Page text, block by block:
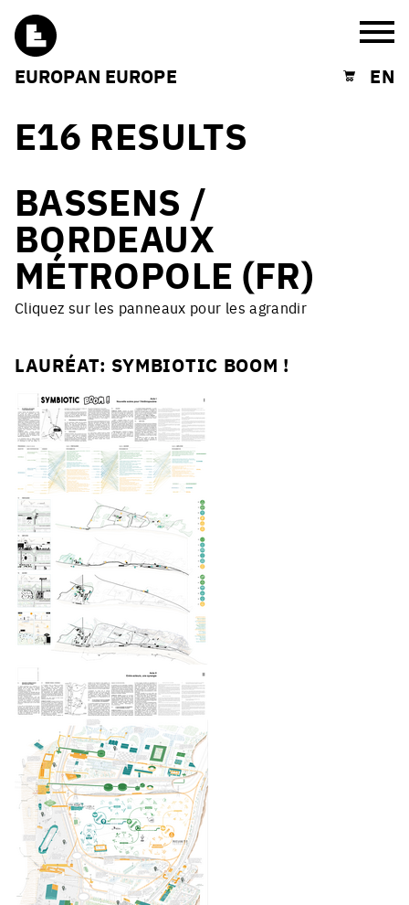
EUROPAN EUROPE Shopping cart
EN
E16 RESULTS
BASSENS /
BORDEAUX
MÉTROPOLE (FR)
Cliquez sur les panneaux pour les agrandir
LAURÉAT: SYMBIOTIC BOOM !